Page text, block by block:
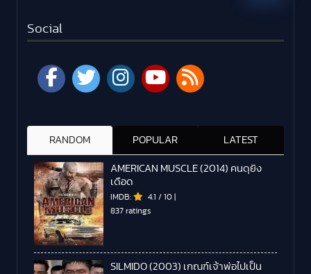
Social
RANDOM POPULAR LATEST
AMERICAN MUSCLE (2014) คนดุยิง
เดือด
IMDB: 4.1 / 10
837 ratings
SILMIDO (2003) เกณฑ์เจ้าพ่อไปเป็น